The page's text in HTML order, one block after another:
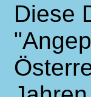
Diese